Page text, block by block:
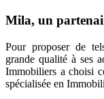
Mila, un
Pour proposer de
grande qualité à ses
Immobiliers a choisi
spécialisée en